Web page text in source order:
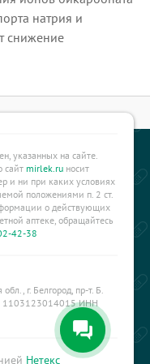
натрия и
снижение
указанных на сайте.
сайт mirlek.ru носит
и ни при каких условиях
положениями п. 2 ст.
о действующих
аптеке, обращайтесь
42-38
г. Белгород, пр-т. Б.
1103123014015 ИНН
Нетекс